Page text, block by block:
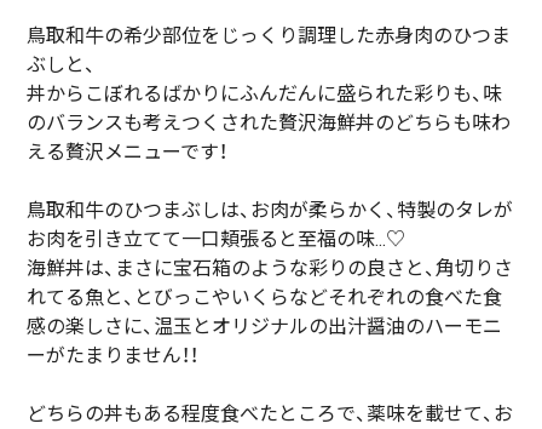
鳥取和牛の希少部位をじっくり調理した赤身肉のひつま
ぶしと、
丼からこぼれるばかりにふんだんに盛られた彩りも、味
のバランスも考えつくされた贅沢海鮮丼のどちらも味わ
える贅沢メニューです！
鳥取和牛のひつまぶしは、お肉が柔らかく、特製のタレが
お肉を引き立てて一口頬張ると至福の味...♡
海鮮丼は、まさに宝石箱のような彩りの良さと、角切りさ
れてる魚と、とびっこやいくらなどそれぞれの食べた食
感の楽しさに、温玉とオリジナルの出汁醤油のハーモニ
ーがたまりません！！
どちらの丼もある程度食べたところで、薬味を載せて、お